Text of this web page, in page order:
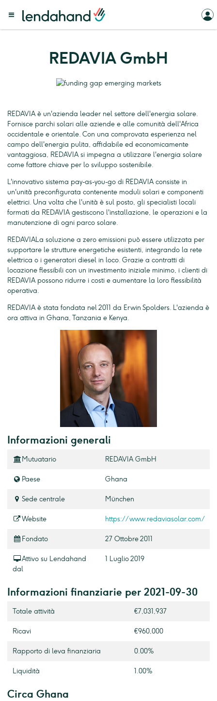
REDAVIA GmbH
REDAVIA è un'azienda leader nel settore dell'energia solare.
Fornisce parchi solari alle aziende e alle comunità dell'Africa
occidentale e orientale. Con una comprovata esperienza nel
campo dell'energia pulita, affidabile ed economicamente
vantaggiosa, REDAVIA si impegna a utilizzare l'energia solare
come fattore chiave per lo sviluppo sostenibile.
L'innovativo sistema pay-as-you-go di REDAVIA consiste in
un'unità preconfigurata contenente moduli solari e componenti
elettrici. Una volta che l'unità è sul posto, gli specialisti locali
formati da REDAVIA gestiscono l'installazione, le operazioni e la
manutenzione di ogni parco solare.
REDAVIALa soluzione a zero emissioni può essere utilizzata per
supportare le strutture energetiche esistenti, integrando la rete
elettrica o i generatori diesel in loco. Grazie a contratti di
locazione flessibili con un investimento iniziale minimo, i clienti di
REDAVIA possono ridurre i costi e aumentare la loro flessibilità
operativa.
REDAVIA è stata fondata nel 2011 da Erwin Spolders. L'azienda è
ora attiva in Ghana, Tanzania e Kenya.
Informazioni generali
Mutuatario REDAVIA GmbH
Paese Ghana
Sede centrale München
Website https://www.redaviasolar.com/
Fondato 27 Ottobre 2011
Attivo su Lendahand
dal
1 Luglio 2019
Informazioni finanziarie per 2021-09-30
Totale attività €7,031,937
Ricavi €960,000
Rapporto di leva finanziaria 0.00%
Liquidità 1.00%
Circa Ghana